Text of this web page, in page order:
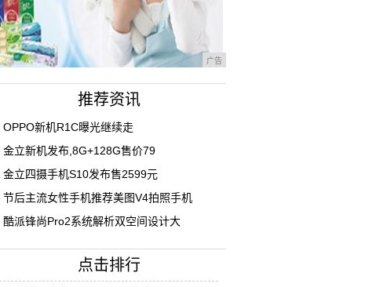
广告
推荐资讯
OPPO新机R1C曝光继续走
金立新机发布,8G+128G售价79
金立四摄手机S10发布售2599元
节后主流女性手机推荐美图V4拍照手机
酷派锋尚Pro2系统解析双空间设计大
点击排行